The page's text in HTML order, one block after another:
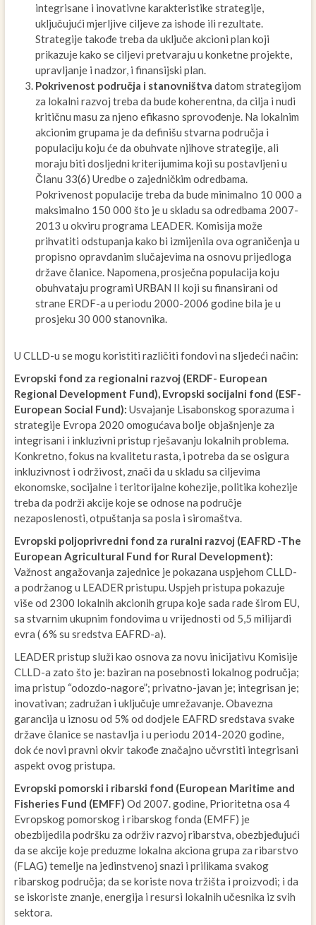
integrisane i inovativne karakteristike strategije,
uključujući mjerljive ciljeve za ishode ili rezultate.
Strategije takođe treba da uključe akcioni plan koji
prikazuje kako se ciljevi pretvaraju u konketne projekte,
upravljanje i nadzor, i finansijski plan.
Pokrivenost područja i stanovništva datom strategijom
za lokalni razvoj treba da bude koherentna, da cilja i nudi
kritičnu masu za njeno efikasno sprovođenje. Na lokalnim
akcionim grupama je da definišu stvarna područja i
populaciju koju će da obuhvate njihove strategije, ali
moraju biti dosljedni kriterijumima koji su postavljeni u
Članu 33(6) Uredbe o zajedničkim odredbama.
Pokrivenost populacije treba da bude minimalno 10 000 a
maksimalno 150 000 što je u skladu sa odredbama 2007-
2013 u okviru programa LEADER. Komisija može
prihvatiti odstupanja kako bi izmijenila ova ograničenja u
propisno opravdanim slučajevima na osnovu prijedloga
države članice. Napomena, prosječna populacija koju
obuhvataju programi URBAN II koji su finansirani od
strane ERDF-a u periodu 2000-2006 godine bila je u
prosjeku 30 000 stanovnika.
U CLLD-u se mogu koristiti različiti fondovi na sljedeći način:
Evropski fond za regionalni razvoj (ERDF- European
Regional Development Fund), Evropski socijalni fond (ESF-
European Social Fund): Usvajanje Lisabonskog sporazuma i
strategije Evropa 2020 omogućava bolje objašnjenje za
integrisani i inkluzivni pristup rješavanju lokalnih problema.
Konkretno, fokus na kvalitetu rasta, i potreba da se osigura
inkluzivnost i održivost, znači da u skladu sa ciljevima
ekonomske, socijalne i teritorijalne kohezije, politika kohezije
treba da podrži akcije koje se odnose na područje
nezaposlenosti, otpuštanja sa posla i siromaštva.
Evropski poljoprivredni fond za ruralni razvoj (EAFRD -The
European Agricultural Fund for Rural Development):
Važnost angažovanja zajednice je pokazana uspjehom CLLD-
a podržanog u LEADER pristupu. Uspjeh pristupa pokazuje
više od 2300 lokalnih akcionih grupa koje sada rade širom EU,
sa stvarnim ukupnim fondovima u vrijednosti od 5,5 milijardi
evra ( 6% su sredstva EAFRD-a).
LEADER pristup služi kao osnova za novu inicijativu Komisije
CLLD-a zato što je: baziran na posebnosti lokalnog područja;
ima pristup “odozdo-nagore”; privatno-javan je; integrisan je;
inovativan; zadružan i uključuje umrežavanje. Obavezna
garancija u iznosu od 5% od dodjele EAFRD sredstava svake
države članice se nastavlja i u periodu 2014-2020 godine,
dok će novi pravni okvir takođe značajno učvrstiti integrisani
aspekt ovog pristupa.
Evropski pomorski i ribarski fond (European Maritime and
Fisheries Fund (EMFF) Od 2007. godine, Prioritetna osa 4
Evropskog pomorskog i ribarskog fonda (EMFF) je
obezbijedila podršku za održiv razvoj ribarstva, obezbjeđujući
da se akcije koje preduzme lokalna akciona grupa za ribarstvo
(FLAG) temelje na jedinstvenoj snazi i prilikama svakog
ribarskog područja; da se koriste nova tržišta i proizvodi; i da
se iskoriste znanje, energija i resursi lokalnih učesnika iz svih
sektora.